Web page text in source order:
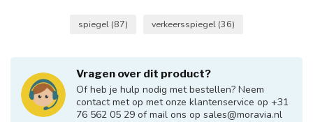
spiegel (87) verkeersspiegel (36)
Vragen over dit product?
Of heb je hulp nodig met bestellen? Neem
contact met op met onze klantenservice op +31
76 562 05 29 of mail ons op sales@moravia.nl